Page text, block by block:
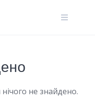
не знайдено.